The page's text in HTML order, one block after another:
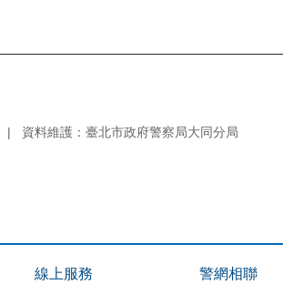
資料維護：臺北市政府警察局大同分局
線上服務 警網相聯